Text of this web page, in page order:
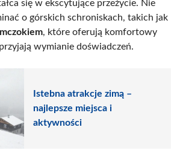
się w ekscytujące przeżycie. Nie
o górskich schroniskach, takich jak
, które oferują komfortowy
wymianie doświadczeń.
Istebna atrakcje zimą –
najlepsze miejsca i
aktywności